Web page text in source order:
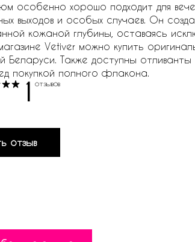
особенно хорошо подходит для
выходов и особых случаев. Он
кожаной глубины, оставаясь
Vetiver можно купить
Беларуси. Также доступны
покупкой полного флакона.
1 отзывов
отзыв